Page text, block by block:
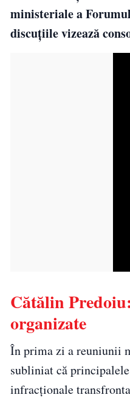
ministeriale a
discuțiile vizează
Cătălin
organizate
În prima zi a reuniunii
subliniat că
infracționale